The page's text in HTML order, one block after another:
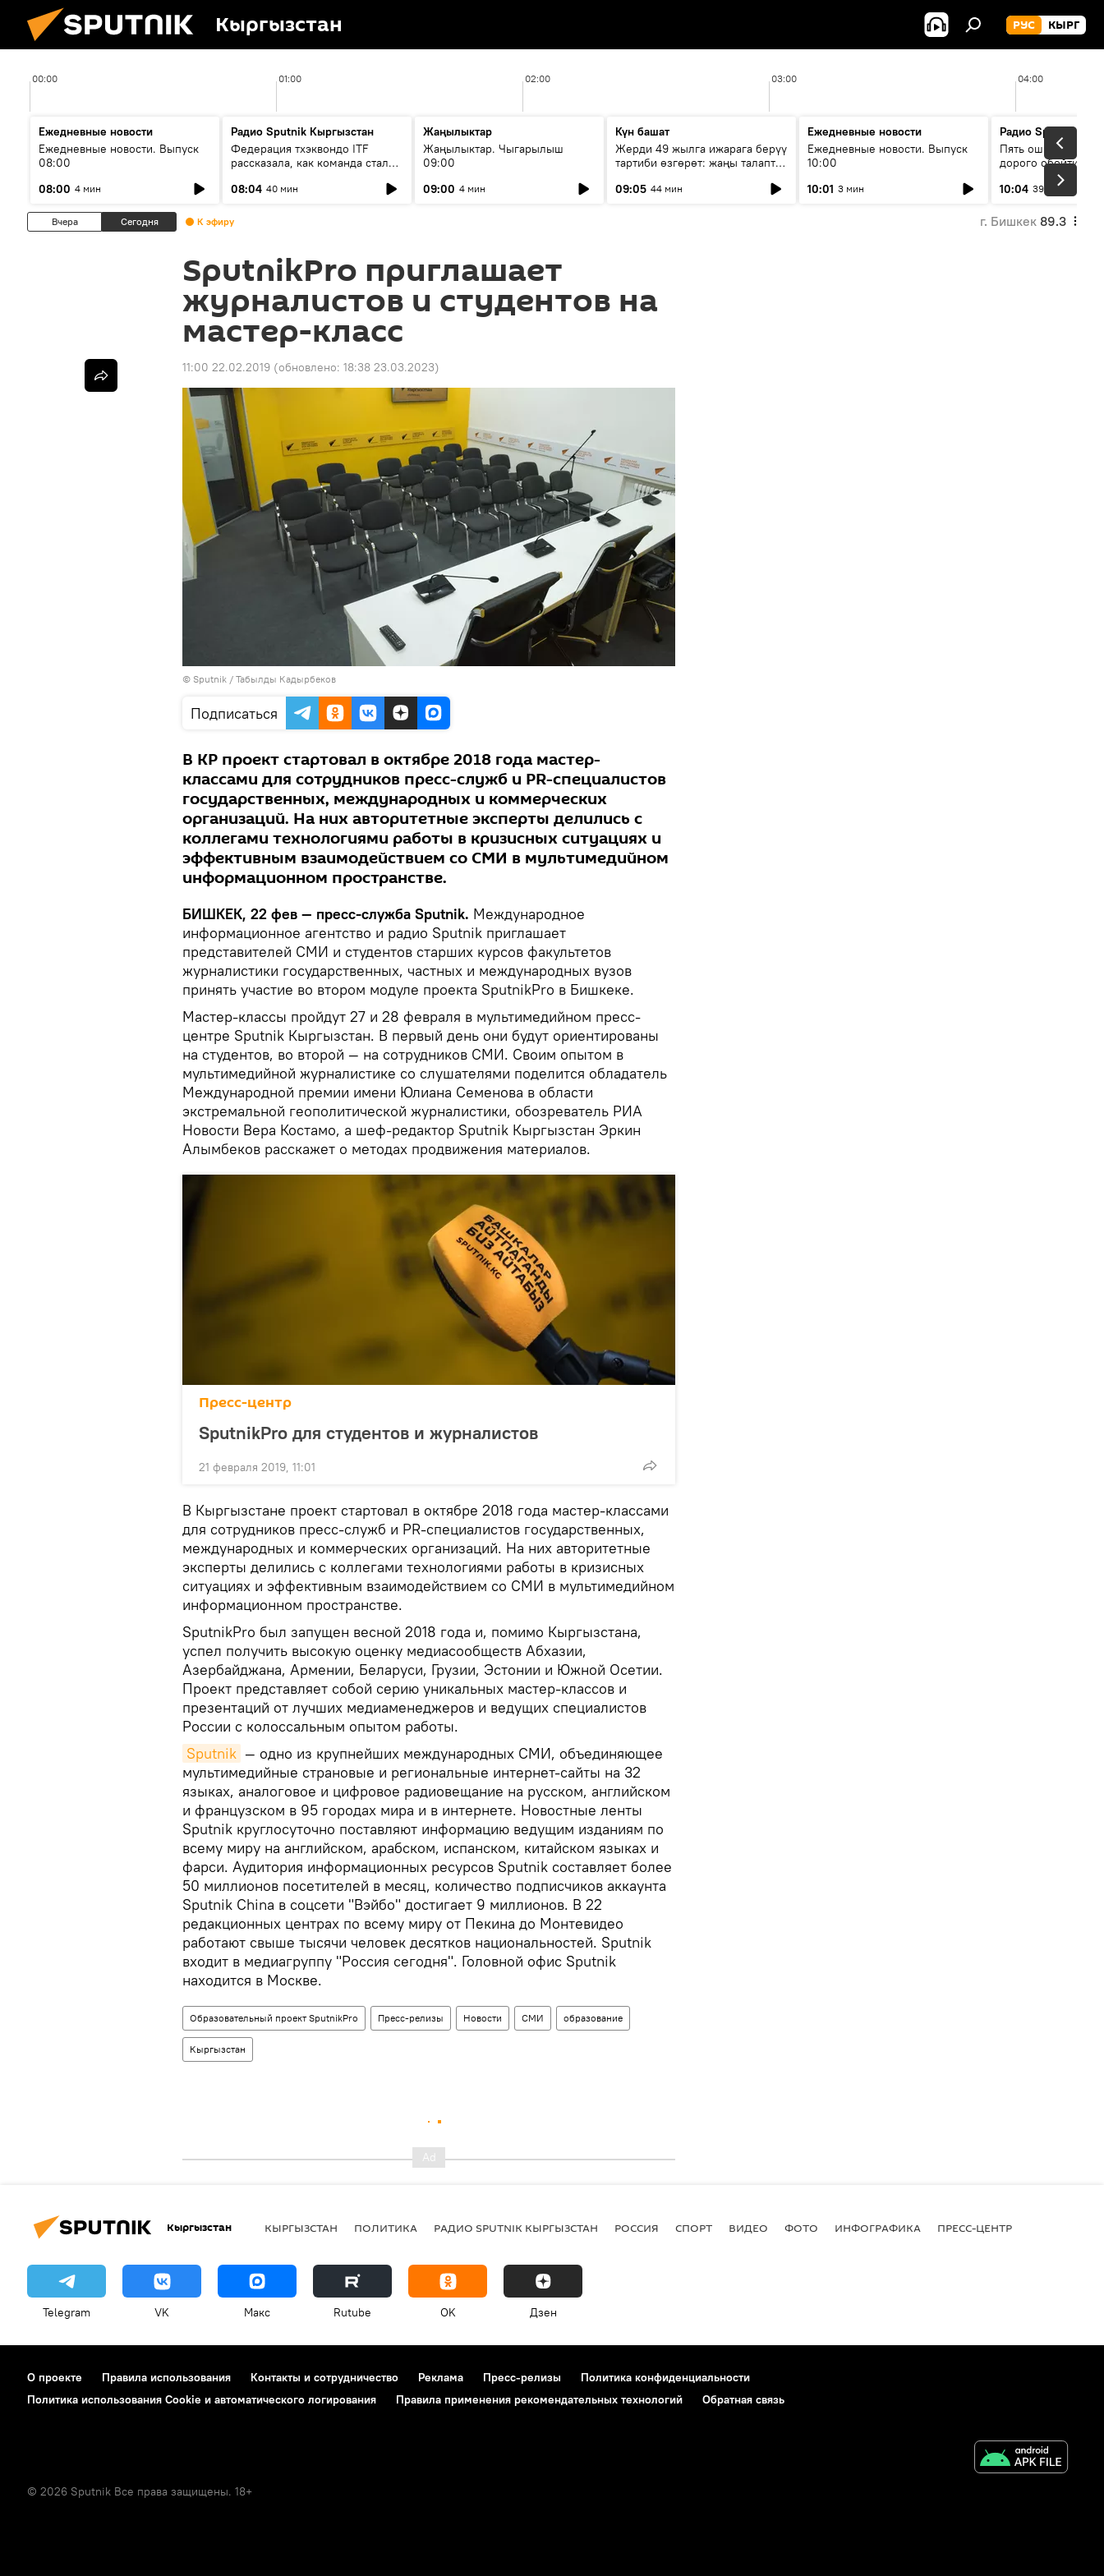
Кыргызстан РУС КЫРГ
00:00 01:00 02:00 03:00 04:00
Ежедневные новости
Ежедневные новости. Выпуск
08:00
08:00 4 мин
Радио Sputnik Кыргызстан
Федерация тхэквондо ITF
рассказала, как команда стала
08:04 40 мин
Жаңылыктар
Жаңылыктар. Чыгарылыш
09:00
09:00 4 мин
Күн башат
Жерди 49 жылга ижарага берүү
тартиби өзгөрөт: жаңы талаптар
09:05 44 мин
Ежедневные новости
Ежедневные новости. Выпуск
10:00
10:01 3 мин
Радио Sputnik
Пять ошибок
дорого обойтись
10:04 39 мин
Вчера Сегодня К эфиру г. Бишкек 89.3
SputnikPro приглашает
журналистов и студентов на
мастер-класс
11:00 22.02.2019 (обновлено: 18:38 23.03.2023)
© Sputnik / Табылды Кадырбеков
Подписаться
В КР проект стартовал в октябре 2018 года мастер-
классами для сотрудников пресс-служб и PR-специалистов
государственных, международных и коммерческих
организаций. На них авторитетные эксперты делились с
коллегами технологиями работы в кризисных ситуациях и
эффективным взаимодействием со СМИ в мультимедийном
информационном пространстве.
БИШКЕК, 22 фев — пресс-служба Sputnik. Международное
информационное агентство и радио Sputnik приглашает
представителей СМИ и студентов старших курсов факультетов
журналистики государственных, частных и международных вузов
принять участие во втором модуле проекта SputnikPro в Бишкеке.
Мастер-классы пройдут 27 и 28 февраля в мультимедийном пресс-
центре Sputnik Кыргызстан. В первый день они будут ориентированы
на студентов, во второй — на сотрудников СМИ. Своим опытом в
мультимедийной журналистике со слушателями поделится обладатель
Международной премии имени Юлиана Семенова в области
экстремальной геополитической журналистики, обозреватель РИА
Новости Вера Костамо, а шеф-редактор Sputnik Кыргызстан Эркин
Алымбеков расскажет о методах продвижения материалов.
Пресс-центр
SputnikPro для студентов и журналистов
21 февраля 2019, 11:01
В Кыргызстане проект стартовал в октябре 2018 года мастер-классами
для сотрудников пресс-служб и PR-специалистов государственных,
международных и коммерческих организаций. На них авторитетные
эксперты делились с коллегами технологиями работы в кризисных
ситуациях и эффективным взаимодействием со СМИ в мультимедийном
информационном пространстве.
SputnikPro был запущен весной 2018 года и, помимо Кыргызстана,
успел получить высокую оценку медиасообществ Абхазии,
Азербайджана, Армении, Беларуси, Грузии, Эстонии и Южной Осетии.
Проект представляет собой серию уникальных мастер-классов и
презентаций от лучших медиаменеджеров и ведущих специалистов
России с колоссальным опытом работы.
Sputnik — одно из крупнейших международных СМИ, объединяющее
мультимедийные страновые и региональные интернет-сайты на 32
языках, аналоговое и цифровое радиовещание на русском, английском
и французском в 95 городах мира и в интернете. Новостные ленты
Sputnik круглосуточно поставляют информацию ведущим изданиям по
всему миру на английском, арабском, испанском, китайском языках и
фарси. Аудитория информационных ресурсов Sputnik составляет более
50 миллионов посетителей в месяц, количество подписчиков аккаунта
Sputnik China в соцсети "Вэйбо" достигает 9 миллионов. В 22
редакционных центрах по всему миру от Пекина до Монтевидео
работают свыше тысячи человек десятков национальностей. Sputnik
входит в медиагруппу "Россия сегодня". Головной офис Sputnik
находится в Москве.
Образовательный проект SputnikPro Пресс-релизы Новости СМИ образование
Кыргызстан
Кыргызстан КЫРГЫЗСТАН ПОЛИТИКА РАДИО SPUTNIK КЫРГЫЗСТАН РОССИЯ СПОРТ ВИДЕО ФОТО ИНФОГРАФИКА ПРЕСС-ЦЕНТР
Telegram VK Макс Rutube OK Дзен
О проекте Правила использования Контакты и сотрудничество Реклама Пресс-релизы
Политика конфиденциальности
Политика использования Cookie и автоматического логирования
Правила применения рекомендательных технологий Обратная связь
© 2026 Sputnik Все права защищены. 18+